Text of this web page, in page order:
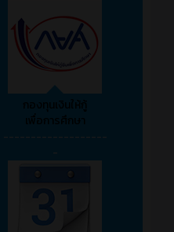
กองทุนเงินให้กู้
เพื่อการศึกษา
-------------------
-